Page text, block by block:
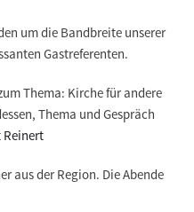
um die Bandbreite unserer
Gastreferenten.
Thema: Kirche für andere
Thema und Gespräch
Reinert
aus der Region. Die Abende